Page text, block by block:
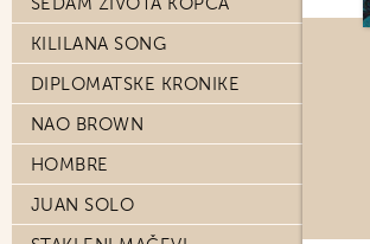
KILILANA SONG
DIPLOMATSKE KRONIKE
NAO BROWN
HOMBRE
JUAN SOLO